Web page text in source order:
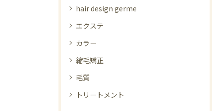
hair design germe
エクステ
カラー
縮毛矯正
毛質
トリートメント